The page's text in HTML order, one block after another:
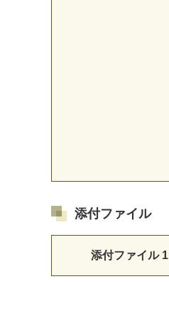
添付ファイル
添付ファイル 1